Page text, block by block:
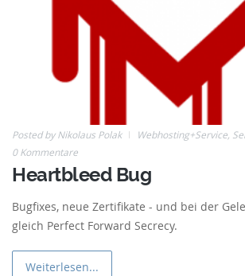
Posted byNikolaus Polak Webhosting+Service
0 Kommentare
Heartbleed Bug
Bugfixes, neue Zertifikate - und bei der
gleich Perfect Forward Secrecy.
Weiterlesen...